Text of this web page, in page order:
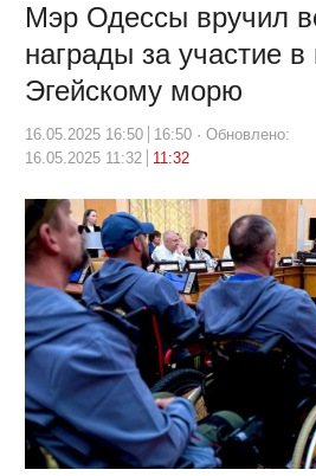
Мэр Одессы вручил
награды за участие
Эгейскому морю
16.05.2025 16:50 16:50
Обновлено:
16.05.2025 11:32
11:32